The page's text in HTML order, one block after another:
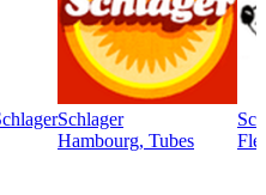
Schlager
Hambourg, Tubes